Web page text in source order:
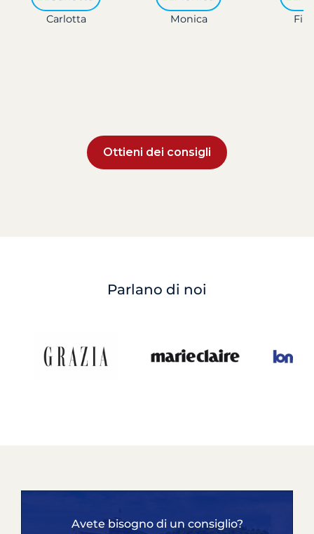
Carlotta Monica
Ottieni dei consigli
Parlano di noi
Avete bisogno di un consiglio?